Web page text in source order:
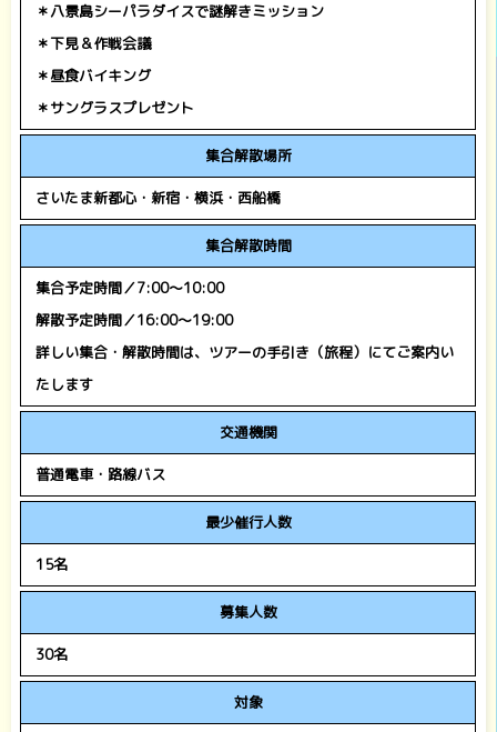
＊八景島シーパラダイスで謎解きミッション
＊下見＆作戦会議
＊昼食バイキング
＊サングラスプレゼント
集合解散場所
さいたま新都心・新宿・横浜・西船橋
集合解散時間
集合予定時間／7:00～10:00
解散予定時間／16:00～19:00
詳しい集合・解散時間は、ツアーの手引き（旅程）にてご案内い
たします
交通機関
普通電車・路線バス
最少催行人数
15名
募集人数
30名
対象